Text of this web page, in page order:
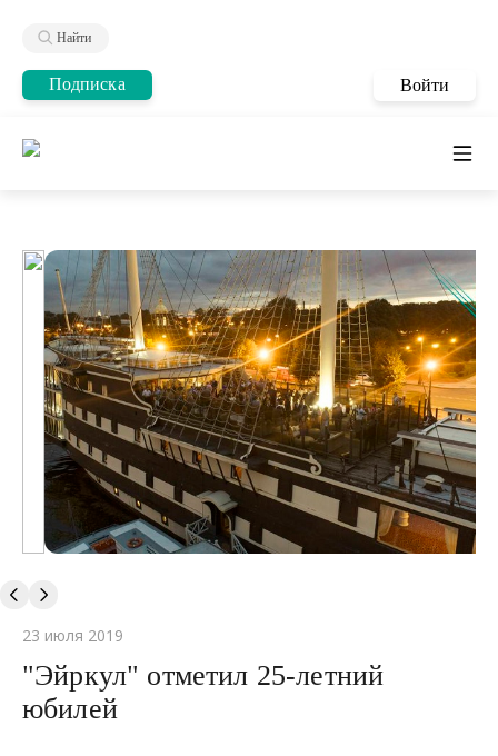
Найти
Подписка Войти
23 июля 2019
"Эйркул" отметил 25-летний
юбилей